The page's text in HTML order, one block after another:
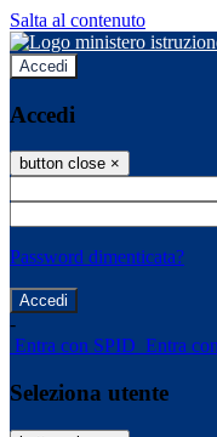
Salta al contenuto
Accedi
Accedi
button close ×
Password dimenticata?
-
Entra con SPID Entra
Seleziona utente